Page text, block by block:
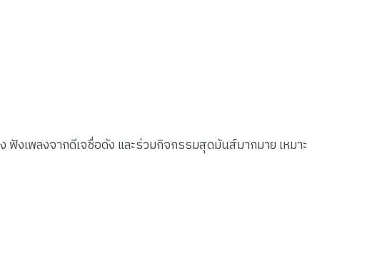
เพลงจากดีเจชื่อดัง และร่วมกิจกรรมสุดมันส์มากมาย เหมาะ